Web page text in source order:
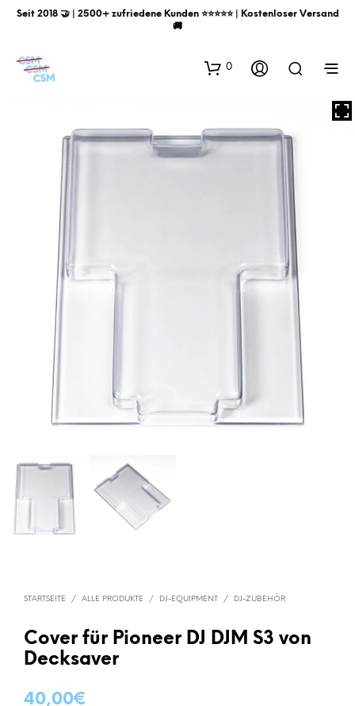
Seit 2018 🤝 | 2500+ zufriedene Kunden ⭐️⭐️⭐️⭐️⭐️ | Kostenloser Versand
🚚
0
STARTSEITE / ALLE PRODUKTE / DJ-EQUIPMENT / DJ-ZUBEHÖR
Cover für Pioneer DJ DJM S3 von
Decksaver
40,00€